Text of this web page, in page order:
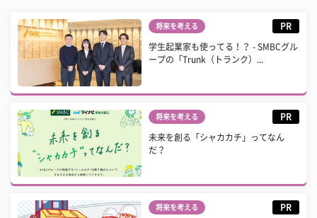
将来を考える PR
学生起業家も使ってる！？ - SMBCグル
ープの「Trunk（トランク）...
将来を考える PR
未来を創る「シャカカチ」ってなん
だ？
将来を考える PR